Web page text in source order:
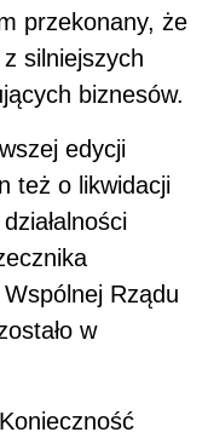
przekonany, że
silniejszych
biznesów.
edycji
też o likwidacji
Rządu
w